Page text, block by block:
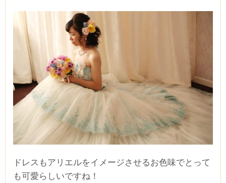
ドレスもアリエルをイメージさせるお色味でとって
も可愛らしいですね！